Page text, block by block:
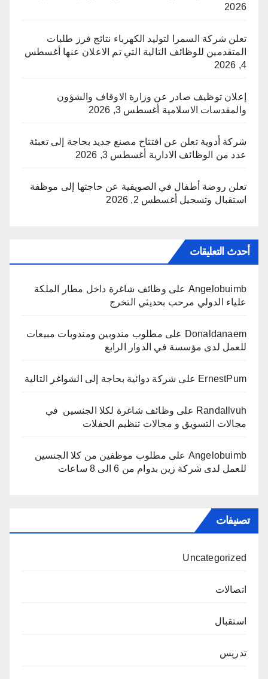
2026
تعلن شركة السمرا لتوليد الكهرباء نتائج فرز طلبات
المتقدمين للوظائف التالية التي تم الاعلان عنها أغسطس
4, 2026
إعلان توظيف صادر عن وزارة الاوقاف والشؤون
والمقدسات الاسلامية أغسطس 3, 2026
شركة أدوية تعلن عن افتتاح مصنع جديد بحاجة إلى تعبئة
عدد من الوظائف الادارية أغسطس 3, 2026
تعلن روضة أطفال في الصويفية عن حاجتها إلى موظفة
استقبال وتسجيل أغسطس 2, 2026
أحدث التعليقات
Angelobuimb على وظائف شاغرة داخل مطار الملكة
علياء الدولي مرحب بحديثي التخرج
Donaldanaem على مطلوب مندوبين ومندوبات مبيعات
للعمل لدى مؤسسة في الدوار الرابع
ErnestPum على شركة دوائية بحاجة إلى الشواغر التالية
Randallvuh على وظائف شاغرة لكلا الجنسين في
مجالات التسويق و مجالات تنظيم الحفلات
Angelobuimb على مطلوب موظفين من كلا الجنسين
للعمل لدى شركة زين بدوام من 6 الى 8 ساعات
تصنيفات
Uncategorized
اتصالات
استقبال
تدريس